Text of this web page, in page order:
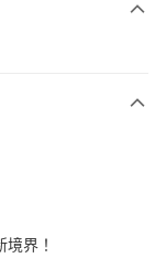
界！